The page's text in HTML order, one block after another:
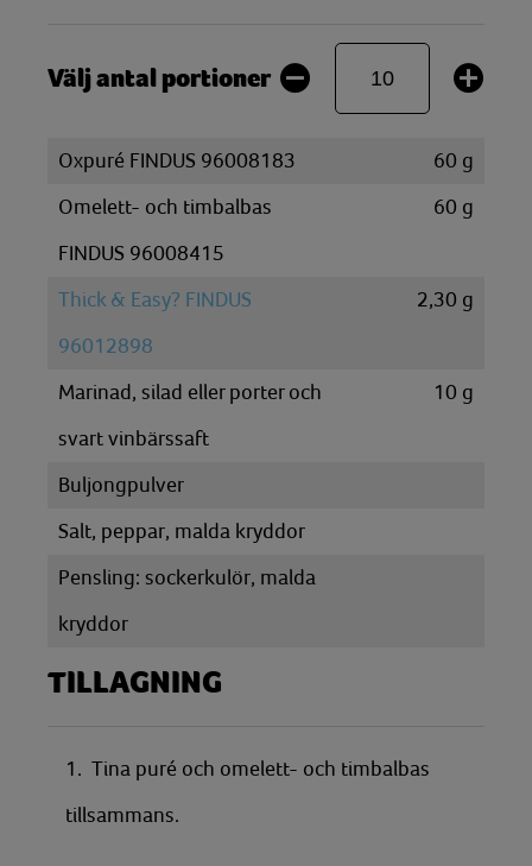
Välj antal portioner
Oxpuré FINDUS 96008183 60 g
Omelett- och timbalbas
FINDUS 96008415
60 g
Thick & Easy? FINDUS
96012898
2,30 g
Marinad, silad eller porter och
svart vinbärssaft
10 g
Buljongpulver
Salt, peppar, malda kryddor
Pensling: sockerkulör, malda
kryddor
TILLAGNING
1. Tina puré och omelett- och timbalbas
tillsammans.